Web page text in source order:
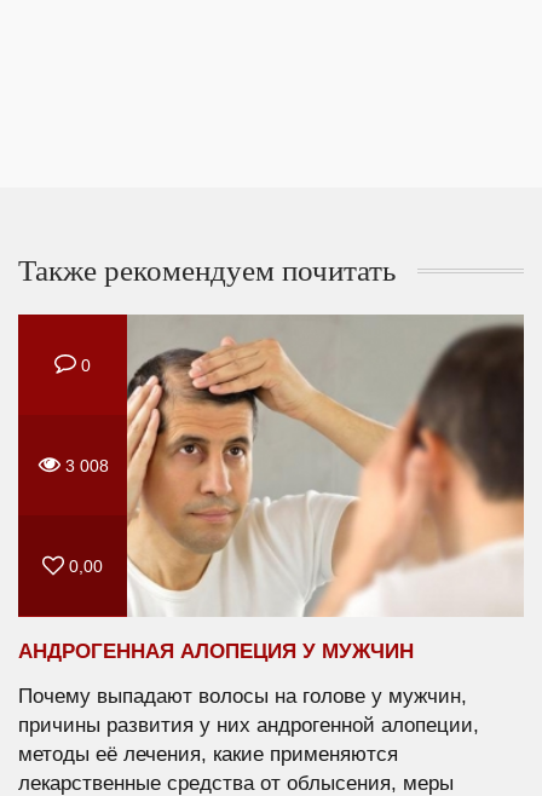
Также рекомендуем почитать
0
3 008
0,00
АНДРОГЕННАЯ АЛОПЕЦИЯ У МУЖЧИН
Почему выпадают волосы на голове у мужчин,
причины развития у них андрогенной алопеции,
методы её лечения, какие применяются
лекарственные средства от облысения, меры